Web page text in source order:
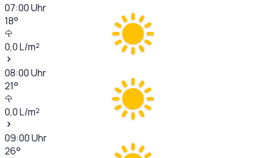
07:00Uhr
18°
0,0L/m²
08:00Uhr
21°
0,0L/m²
09:00Uhr
26°